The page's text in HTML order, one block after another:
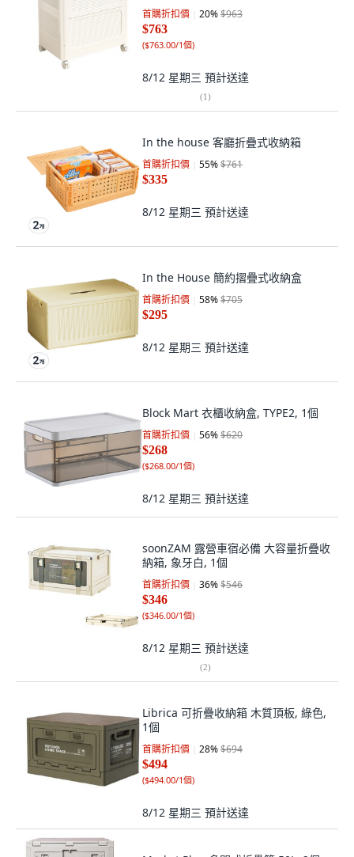
首購折扣價 20%$963
$763
($763.00/1個)
8/12 星期三 預計送達
(1)
In the house 客廳折疊式收納箱
首購折扣價 55%$761
$335
8/12 星期三 預計送達
In the House 簡約摺疊式收納盒
首購折扣價 58%$705
$295
8/12 星期三 預計送達
Block Mart 衣櫃收納盒, TYPE2, 1個
首購折扣價 56%$620
$268
($268.00/1個)
8/12 星期三 預計送達
soonZAM 露營車宿必備 大容量折疊收
納箱, 象牙白, 1個
首購折扣價 36%$546
$346
($346.00/1個)
8/12 星期三 預計送達
(2)
Librica 可折疊收納箱 木質頂板, 綠色,
1個
首購折扣價 28%$694
$494
($494.00/1個)
8/12 星期三 預計送達